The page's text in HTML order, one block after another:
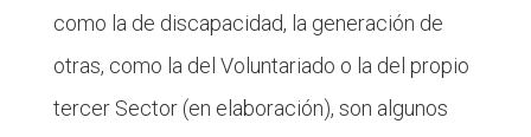
como la de discapacidad, la generación de
otras, como la del Voluntariado o la del propio
tercer Sector (en elaboración), son algunos